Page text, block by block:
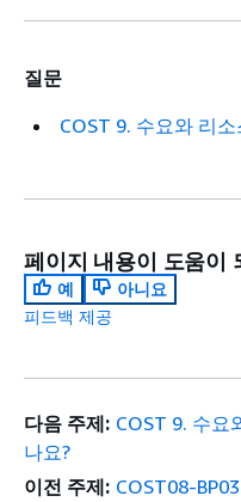
질문
COST 9. 수요와 리
페이지 내용이 도움이
예
아니요
피드백 제공
다음 주제: COST 9. 수요
나요?
이전 주제: COST08-